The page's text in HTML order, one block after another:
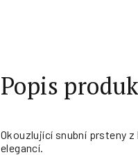
Popis
Okouzlující snubní prsteny
elegancí.